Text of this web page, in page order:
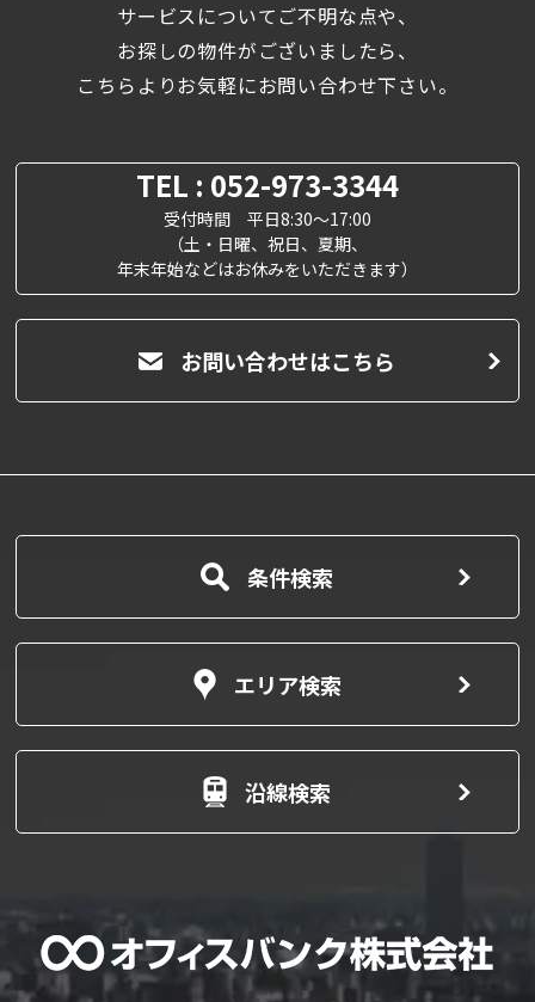
サービスについてご不明な点や、
お探しの物件がございましたら、
こちらよりお気軽にお問い合わせ下さい。
TEL : 052-973-3344
受付時間 平日8:30～17:00
（土・日曜、祝日、夏期、
年末年始などはお休みをいただきます）
お問い合わせはこちら
条件検索
エリア検索
沿線検索